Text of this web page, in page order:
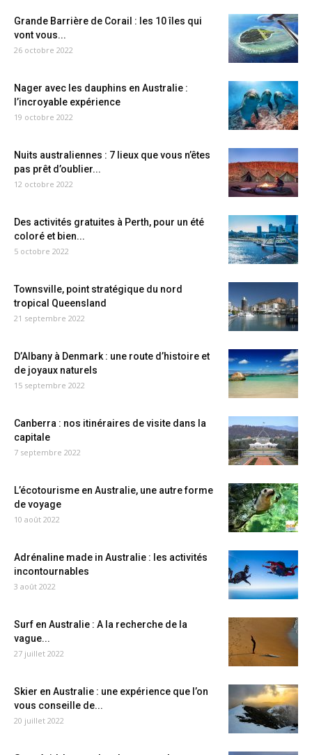
Grande Barrière de Corail : les 10 îles qui
vont vous...
26 octobre 2022
Nager avec les dauphins en Australie :
l’incroyable expérience
19 octobre 2022
Nuits australiennes : 7 lieux que vous n’êtes
pas prêt d’oublier...
12 octobre 2022
Des activités gratuites à Perth, pour un été
coloré et bien...
5 octobre 2022
Townsville, point stratégique du nord
tropical Queensland
21 septembre 2022
D’Albany à Denmark : une route d’histoire et
de joyaux naturels
15 septembre 2022
Canberra : nos itinéraires de visite dans la
capitale
7 septembre 2022
L’écotourisme en Australie, une autre forme
de voyage
10 août 2022
Adrénaline made in Australie : les activités
incontournables
3 août 2022
Surf en Australie : A la recherche de la
vague...
27 juillet 2022
Skier en Australie : une expérience que l’on
vous conseille de...
20 juillet 2022